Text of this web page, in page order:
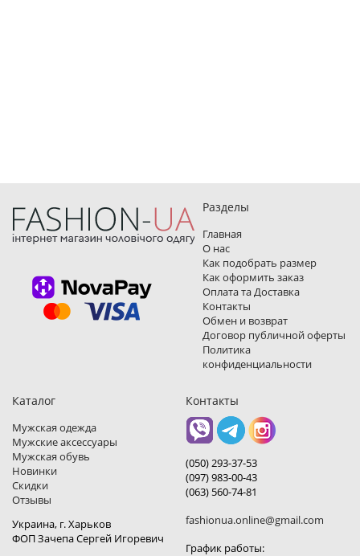
Разделы
Главная
О нас
Как подобрать размер
Как оформить заказ
Оплата та Доставка
Контакты
Обмен и возврат
Договор публичной оферты
Политика
конфиденциальности
Каталог
Мужская одежда
Мужские аксессуары
Мужская обувь
Новинки
Скидки
Отзывы
Украина, г. Харьков
ФОП Зачепа Сергей Игоревич
Контакты
(050) 293-37-53
(097) 983-00-43
(063) 560-74-81
fashionua.online@gmail.com
График работы: